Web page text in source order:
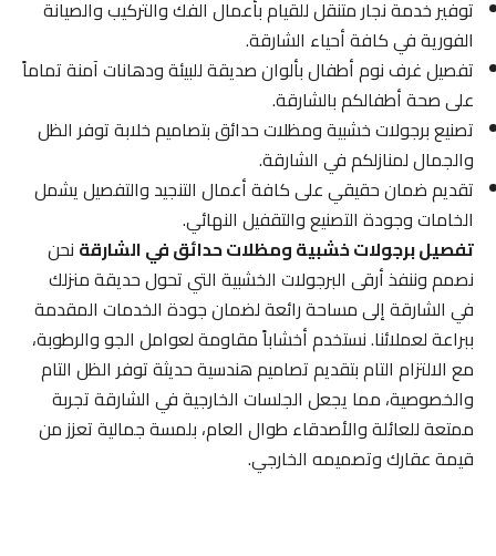
توفير خدمة نجار متنقل للقيام بأعمال الفك والتركيب والصيانة
الفورية في كافة أحياء الشارقة.
تفصيل غرف نوم أطفال بألوان صديقة للبيئة ودهانات آمنة تماماً
على صحة أطفالكم بالشارقة.
تصنيع برجولات خشبية ومظلات حدائق بتصاميم خلابة توفر الظل
والجمال لمنازلكم في الشارقة.
تقديم ضمان حقيقي على كافة أعمال التنجيد والتفصيل يشمل
الخامات وجودة التصنيع والتقفيل النهائي.
تفصيل برجولات خشبية ومظلات حدائق في الشارقةنحن
نصمم وننفذ أرقى البرجولات الخشبية التي تحول حديقة منزلك
في الشارقة إلى مساحة رائعة لضمان جودة الخدمات المقدمة
ببراعة لعملائنا. نستخدم أخشاباً مقاومة لعوامل الجو والرطوبة،
مع الالتزام التام بتقديم تصاميم هندسية حديثة توفر الظل التام
والخصوصية، مما يجعل الجلسات الخارجية في الشارقة تجربة
ممتعة للعائلة والأصدقاء طوال العام، بلمسة جمالية تعزز من
قيمة عقارك وتصميمه الخارجي.